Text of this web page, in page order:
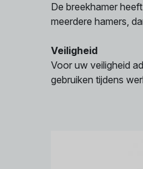
De breekhamer
meerdere hamers,
Veiligheid
Voor uw veiligheid
gebruiken tijdens